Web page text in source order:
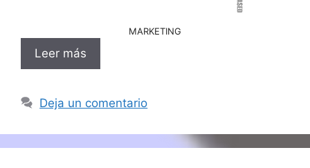
MARKETING
Leer más
Deja un comentario